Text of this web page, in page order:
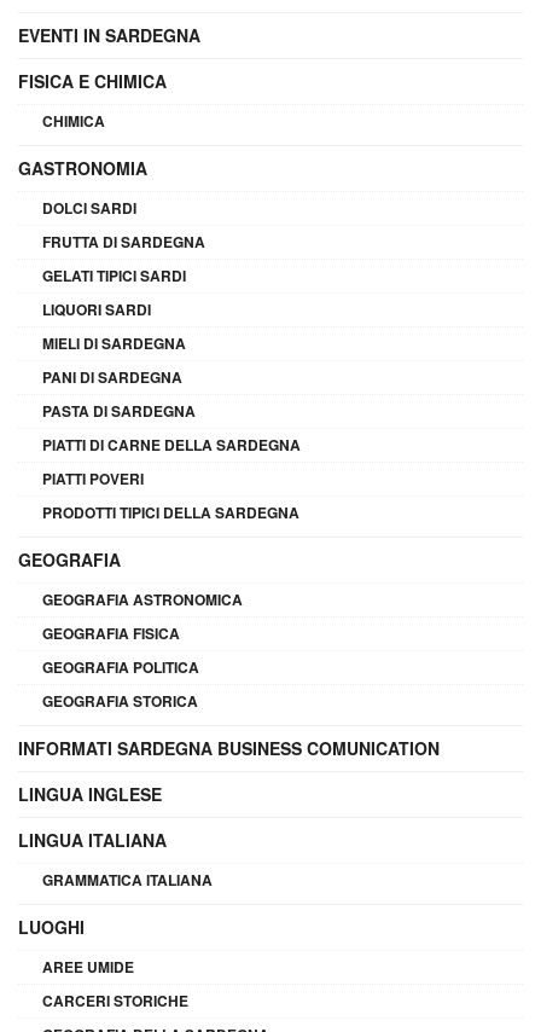
EVENTI IN SARDEGNA
FISICA E CHIMICA
CHIMICA
GASTRONOMIA
DOLCI SARDI
FRUTTA DI SARDEGNA
GELATI TIPICI SARDI
LIQUORI SARDI
MIELI DI SARDEGNA
PANI DI SARDEGNA
PASTA DI SARDEGNA
PIATTI DI CARNE DELLA SARDEGNA
PIATTI POVERI
PRODOTTI TIPICI DELLA SARDEGNA
GEOGRAFIA
GEOGRAFIA ASTRONOMICA
GEOGRAFIA FISICA
GEOGRAFIA POLITICA
GEOGRAFIA STORICA
INFORMATI SARDEGNA BUSINESS COMUNICATION
LINGUA INGLESE
LINGUA ITALIANA
GRAMMATICA ITALIANA
LUOGHI
AREE UMIDE
CARCERI STORICHE